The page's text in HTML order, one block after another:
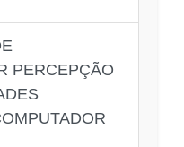
PERCEPÇÃO